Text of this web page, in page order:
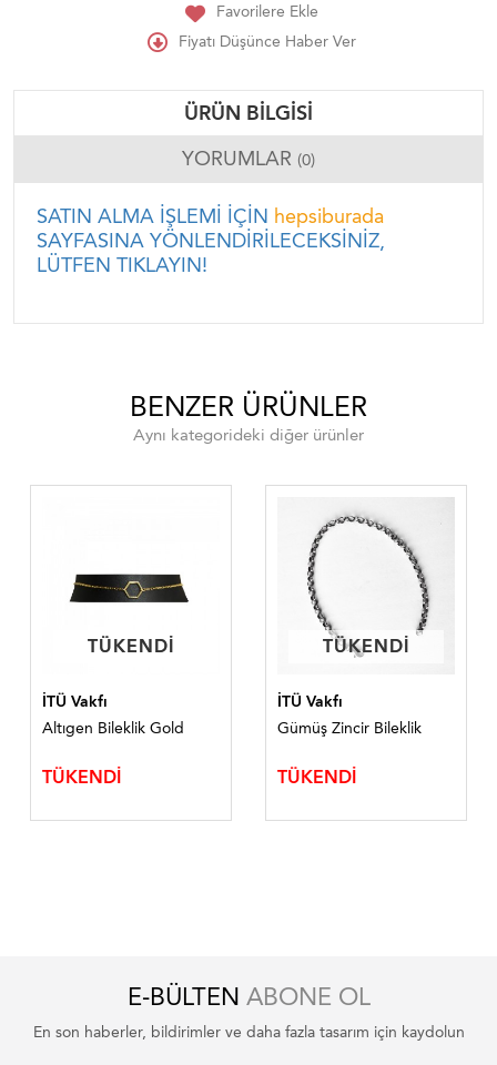
Favorilere Ekle
Fiyatı Düşünce Haber Ver
ÜRÜN BILGISI
YORUMLAR (0)
SATIN ALMA İŞLEMİ İÇİN hepsiburada
SAYFASINA YÖNLENDİRİLECEKSİNİZ,
LÜTFEN TIKLAYIN!
BENZER ÜRÜNLER
Aynı kategorideki diğer ürünler
TÜKENDİ
TÜKENDİ
İTÜ Vakfı
Altıgen Bileklik Gold
TÜKENDİ
TÜKENDİ
TÜKENDİ
İTÜ Vakfı
Gümüş Zincir Bileklik
TÜKENDİ
E-BÜLTEN ABONE OL
En son haberler, bildirimler ve daha fazla tasarım için kaydolun